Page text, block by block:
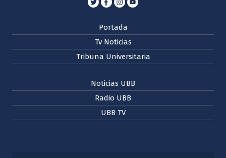
Portada
Tv Noticias
Tribuna Universitaria
Noticias UBB
Radio UBB
UBB TV